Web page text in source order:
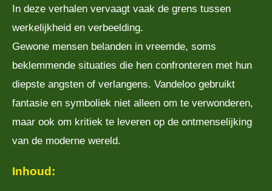
In deze verhalen vervaagt vaak de grens tussen
werkelijkheid en verbeelding.
Gewone mensen belanden in vreemde, soms
beklemmende situaties die hen confronteren met hun
diepste angsten of verlangens. Vandeloo gebruikt
fantasie en symboliek niet alleen om te verwonderen,
maar ook om kritiek te leveren op de ontmenselijking
van de moderne wereld.
Inhoud: